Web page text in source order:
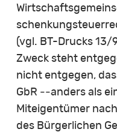
(vgl. BT-Drucks 13/
Zweck steht
nicht entgegen,
GbR ‑‑anders als
Miteigentümer
des Bürgerlichen